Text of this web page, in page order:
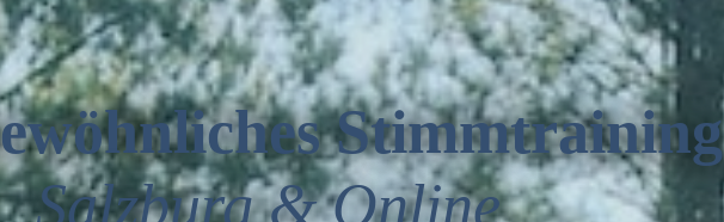
Stimmtraining
Salzburg & Online